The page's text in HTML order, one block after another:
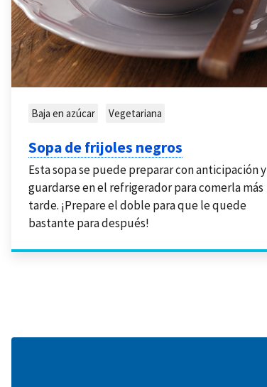
Baja en azúcar Vegetariana
Sopa de frijoles negros
Esta sopa se puede preparar con anticipación y
guardarse en el refrigerador para comerla más
tarde. ¡Prepare el doble para que le quede
bastante para después!